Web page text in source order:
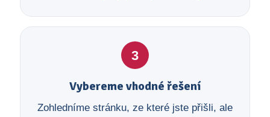
3
Vybereme vhodné řešení
Zohledníme stránku, ze které jste přišli, ale